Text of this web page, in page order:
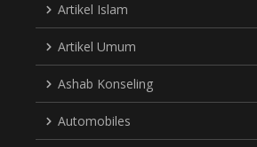
Artikel Islam
Artikel Umum
Ashab Konseling
Automobiles